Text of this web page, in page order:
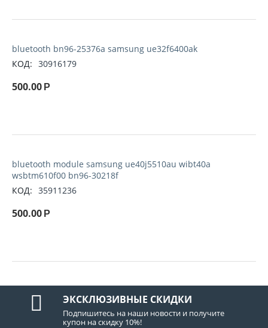
bluetooth bn96-25376a samsung ue32f6400ak
КОД: 30916179
500.00 Р
bluetooth module samsung ue40j5510au wibt40a
wsbtm610f00 bn96-30218f
КОД: 35911236
500.00 Р
ЭКСКЛЮЗИВНЫЕ СКИДКИ
Подпишитесь на наши новости и получите
купон на скидку 10%!